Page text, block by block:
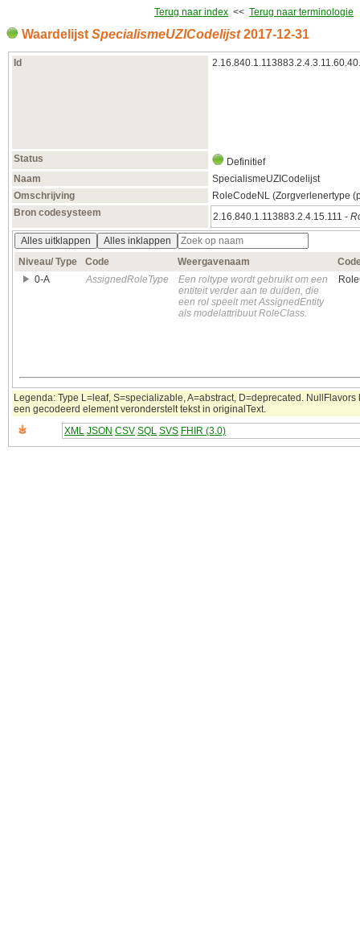
Terug naar index << Terug naar terminologie
Waardelijst SpecialismeUZICodelijst2017‑12‑31
Id
Status
Definitief
Naam
SpecialismeUZICodelijst
Omschrijving
RoleCodeNL (Zorgverlenertype
Bron codesysteem
2.16.840.1.113883.2.4.15.111 -
Alles uitklappen
Alles inklappen
Niveau/ Type
Code Weergavenaam
0‑A
AssignedRoleType
Een roltype wordt gebruikt om een
entiteit verder aan te duiden, die
een rol speelt met AssignedEntity
als modelattribuut RoleClass.
Legenda: Type L=leaf, S=specializable, A=abstract, D=deprecated.
een gecodeerd element veronderstelt tekst in originalText.
XML JSON CSV SQL SVS FHIR (3.0)